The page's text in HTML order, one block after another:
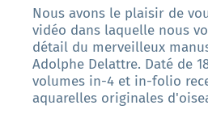
Nous avons le plaisir de
vidéo dans laquelle nous
détail du merveilleux
Adolphe Delattre. Daté de
volumes in-4 et in-folio
aquarelles originales